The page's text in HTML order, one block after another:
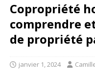
Copropriété
comprendre
de propriété
janvier 1, 2024